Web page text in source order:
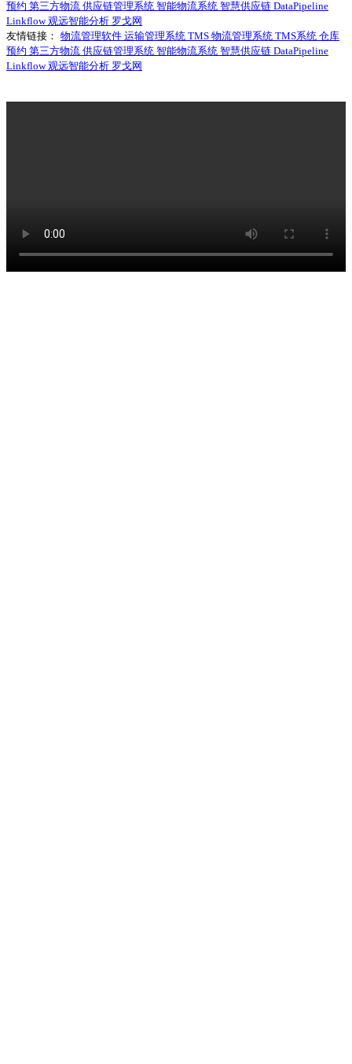
预约 第三方物流 供应链管理系统 智能物流系统 智慧供应链 DataPipeline
Linkflow观远智能分析 罗戈网
友情链接： 物流管理软件 运输管理系统 TMS 物流管理系统 TMS系统 仓库
预约 第三方物流 供应链管理系统 智能物流系统 智慧供应链 DataPipeline
Linkflow观远智能分析 罗戈网